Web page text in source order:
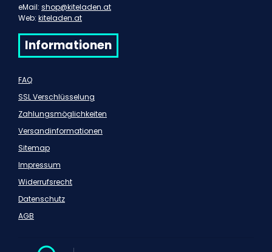
eMail: shop@kiteladen.at
Web: kiteladen.at
Informationen
FAQ
SSL Verschlüsselung
Zahlungsmöglichkeiten
Versandinformationen
Sitemap
Impressum
Widerrufsrecht
Datenschutz
AGB